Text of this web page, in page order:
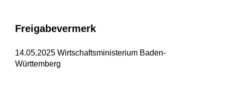
Freigabevermerk
14.05.2025 Wirtschaftsministerium Baden-
Württemberg